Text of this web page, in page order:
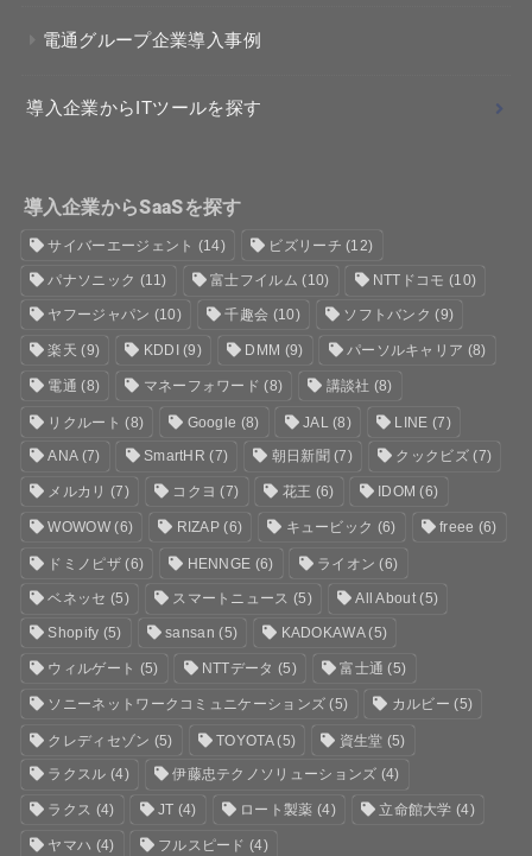
電通グループ企業導入事例
導入企業からITツールを探す
導入企業からSaaSを探す
サイバーエージェント (14) ビズリーチ (12)
パナソニック (11) 富士フイルム (10) NTTドコモ (10)
ヤフージャパン (10) 千趣会 (10) ソフトバンク (9)
楽天 (9) KDDI (9) DMM (9) パーソルキャリア (8)
電通 (8) マネーフォワード (8) 講談社 (8)
リクルート (8) Google (8) JAL (8) LINE (7)
ANA(7) SmartHR (7) 朝日新聞 (7) クックビズ(7)
メルカリ (7) コクヨ (7) 花王 (6) IDOM (6)
WOWOW(6) RIZAP (6) キュービック (6) freee (6)
ドミノピザ(6) HENNGE (6) ライオン (6)
ベネッセ (5) スマートニュース (5) All About(5)
Shopify (5) sansan (5) KADOKAWA(5)
ウィルゲート (5) NTTデータ (5) 富士通 (5)
ソニーネットワークコミュニケーションズ (5) カルビー (5)
クレディセゾン (5) TOYOTA(5) 資生堂 (5)
ラクスル (4) 伊藤忠テクノソリューションズ (4)
ラクス (4) JT (4) ロート製薬 (4) 立命館大学 (4)
ヤマハ (4) フルスピード (4)